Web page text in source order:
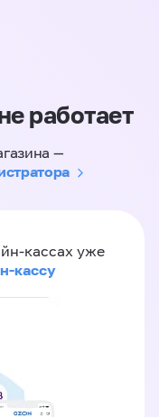
работает
—
кассах уже
кассу